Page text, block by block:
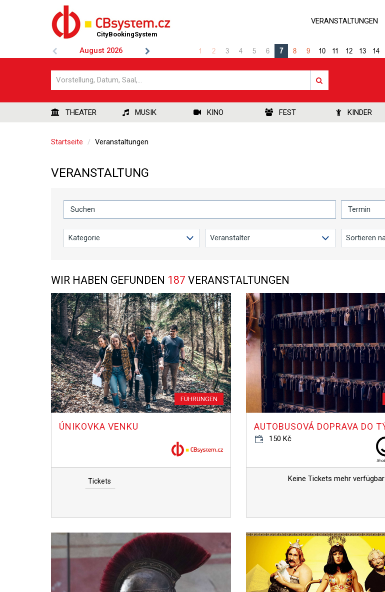
CityBookingSystem
VERANSTALTUNGEN
August 2026 1 2 3 4 5 6 7 8 9 10 11 12 13 14
THEATER MUSIK KINO FEST KINDER
Startseite Veranstaltungen
VERANSTALTUNG
WIR HABEN GEFUNDEN 187 VERANSTALTUNGEN
FÜHRUNGEN
ÚNIKOVKA VENKU
Tickets
150 Kč
Keine Tickets mehr verfügbar